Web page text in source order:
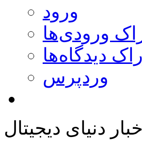
ورود
ورودی‌ها
دیدگاه‌ها
وردپرس
اخبار دنیای دیجیتال